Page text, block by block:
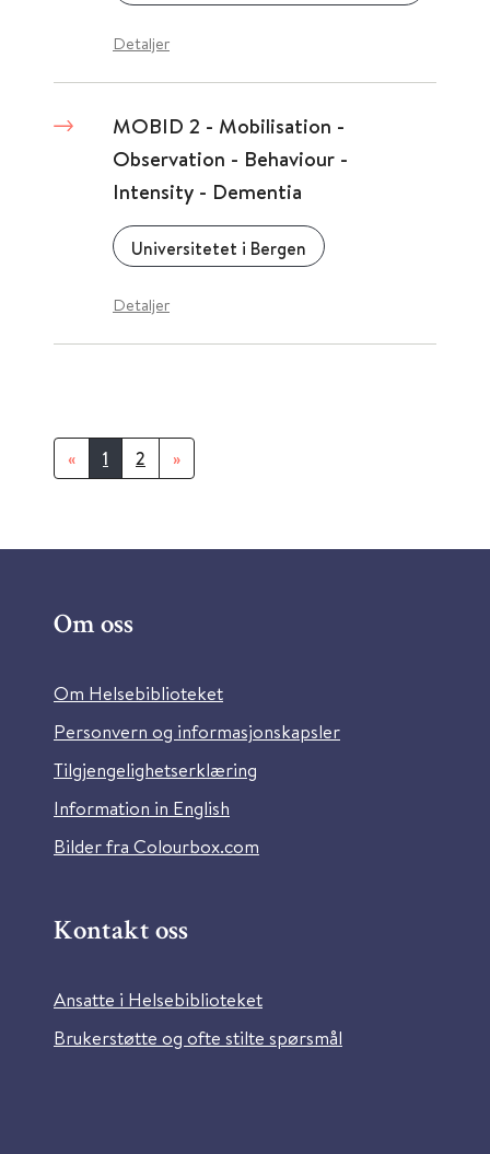
Detaljer
MOBID 2 - Mobilisation -
Observation - Behaviour -
Intensity - Dementia
Universitetet i Bergen
Detaljer
« 1 2 »
Om oss
Om Helsebiblioteket
Personvern og informasjonskapsler
Tilgjengelighetserklæring
Information in English
Bilder fra Colourbox.com
Kontakt oss
Ansatte i Helsebiblioteket
Brukerstøtte og ofte stilte spørsmål